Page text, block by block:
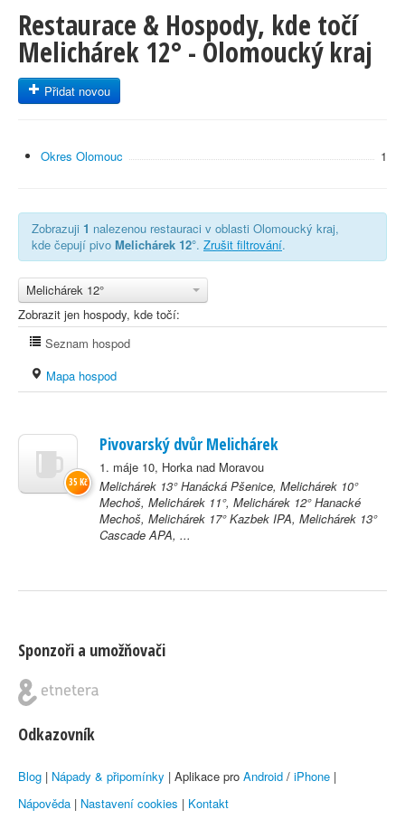
Restaurace & Hospody, kde točí
Melichárek 12° - Olomoucký kraj
Přidat novou
Okres Olomouc 1
Zobrazuji 1 nalezenou restauraci v oblasti Olomoucký kraj,
kde čepují pivo Melichárek 12°. Zrušit filtrování.
Melichárek 12°
Zobrazit jen hospody, kde točí:
Seznam hospod
Mapa hospod
Pivovarský dvůr Melichárek
1. máje 10, Horka nad Moravou
Melichárek 13° Hanácká Pšenice, Melichárek 10°
Mechoš, Melichárek 11°, Melichárek 12° Hanacké
Mechoš, Melichárek 17° Kazbek IPA, Melichárek 13°
Cascade APA, ...
35 Kč
Sponzoři a umožňovači
Odkazovník
Blog | Nápady & připomínky | Aplikace pro Android / iPhone |
Nápověda | Nastavení cookies | Kontakt